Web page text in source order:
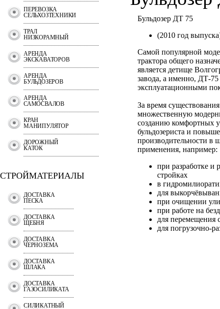
ПЕРЕВОЗКА
СЕЛЬХОЗТЕХНИКИ
ТРАЛ
НИЗКОРАМНЫЙ
АРЕНДА
ЭКСКАВАТОРОВ
АРЕНДА
БУЛЬДОЗЕРОВ
АРЕНДА
САМОСВАЛОВ
КРАН
МАНИПУЛЯТОР
ДОРОЖНЫЙ
КАТОК
СТРОЙМАТЕРИАЛЫ
ДОСТАВКА
ПЕСКА
ДОСТАВКА
ЩЕБНЯ
ДОСТАВКА
ЧЕРНОЗЕМА
ДОСТАВКА
ШЛАКА
ДОСТАВКА
ГАЗОСИЛИКАТА
СИЛИКАТНЫЙ
Бульдозер ДТ 75
(2010 год
Самой популярной
трактора общего
является детище
завода, а именно, ДТ-
эксплуатационными
За время
множественную
созданию комфортных
бульдозериста и
производительности в
применения, например:
при разработке и
стройках
в
для
при очищении
при работе на
для перемещения
для погрузочно-